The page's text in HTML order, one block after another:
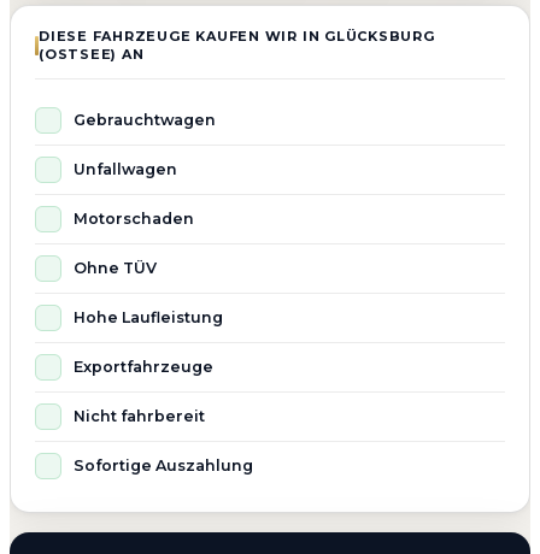
DIESE FAHRZEUGE KAUFEN WIR IN GLÜCKSBURG
(OSTSEE) AN
Gebrauchtwagen
Unfallwagen
Motorschaden
Ohne TÜV
Hohe Laufleistung
Exportfahrzeuge
Nicht fahrbereit
Sofortige Auszahlung